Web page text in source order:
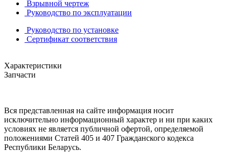
Взрывной чертеж
Руководство по эксплуатации
Руководство по установке
Сертификат соответствия
Характеристики
Запчасти
Вся представленная на сайте информация носит
исключительно информационный характер и ни при каких
условиях не является публичной офертой, определяемой
положениями Статей 405 и 407 Гражданского кодекса
Республики Беларусь.